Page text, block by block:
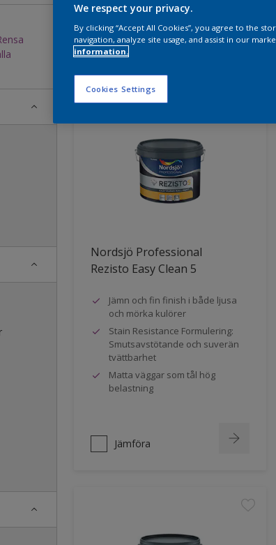
Vilka produkter
38produkter hittade
Nordsjö Professional
Rezisto Easy Clean 5
Jämn och fin finish i både ljusa
och mörka kulörer
Stain Resistance Formulering:
Smutsavstötande och suverän
tvättbarhet
Matta väggar som tål hög
belastning
Jämföra
We respect your privacy.
By clicking “Accept All Cookies”, you agree to the
navigation, analyze site usage, and assist in our
information.
Cookies Settings